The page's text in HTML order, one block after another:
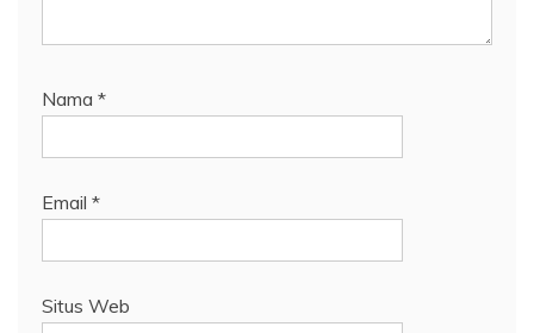
Nama *
Email *
Situs Web